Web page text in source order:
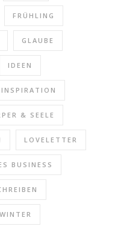
FRÜHLING
GLAUBE
IDEEN
INSPIRATION
& SEELE
LOVELETTER
BUSINESS
WINTER